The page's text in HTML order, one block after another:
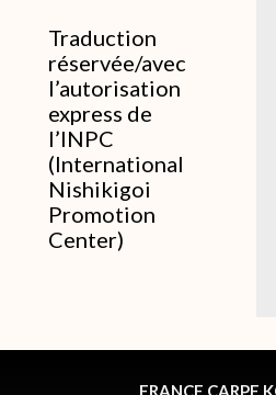
Traduction
réservée/avec
l’autorisation
express de
l’INPC
(International
Nishikigoi
Promotion
Center)
FRANCE CARPE